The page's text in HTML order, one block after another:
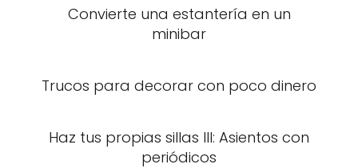
Convierte una estantería en un
minibar
Trucos para decorar con poco dinero
Haz tus propias sillas III: Asientos con
periódicos